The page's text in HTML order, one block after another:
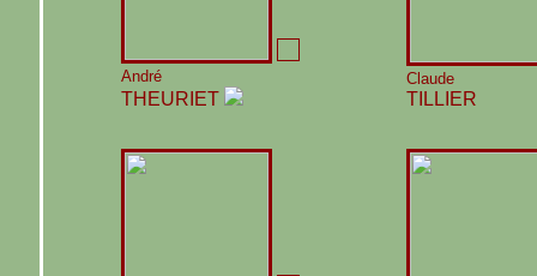
André
THEURIET
Claude
TILLIER